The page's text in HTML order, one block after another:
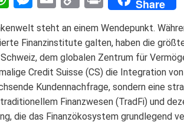
Link
Share
steht an einem Wendepunkt.
Finanzinstitute galten, haben die
dem globalen Zentrum für
Credit Suisse (CS) die Integration
Kundennachfrage, sondern eine
Finanzwesen (TradFi) und
die das Finanzökosystem grundlegend